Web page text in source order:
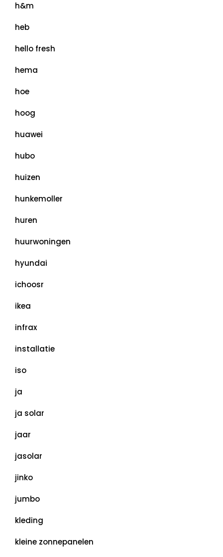
h&m
heb
hello fresh
hema
hoe
hoog
huawei
hubo
huizen
hunkemoller
huren
huurwoningen
hyundai
ichoosr
ikea
infrax
installatie
iso
ja
ja solar
jaar
jasolar
jinko
jumbo
kleding
kleine zonnepanelen